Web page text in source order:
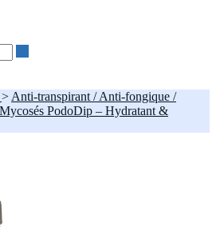
> Anti-transpirant / Anti-fongique /
PodoDip – Hydratant &